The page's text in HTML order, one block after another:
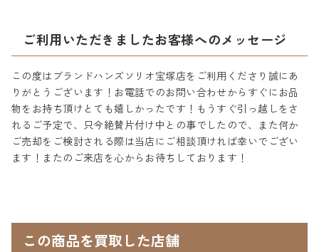
ご利用いただきましたお客様へのメッセージ
この度はブランドハンズソリオ宝塚店をご利用くださり誠にあ
りがとうございます！お電話でのお問い合わせからすぐにお品
物をお持ち頂けとても嬉しかったです！もうすぐ引っ越しをさ
れるご予定で、只今絶賛片付け中との事でしたので、また何か
ご売却をご検討される際は当店にご相談頂ければ幸いでござい
ます！またのご来店を心からお待ちしております！
この商品を買取した店舗